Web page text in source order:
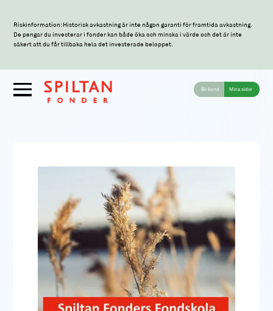
Riskinformation: Historisk avkastning är inte någon garanti för framtida avkastning.
De pengar du investerar i fonder kan både öka och minska i värde och det är inte
säkert att du får tillbaka hela det investerade beloppet.
Bli kund Mina sidor